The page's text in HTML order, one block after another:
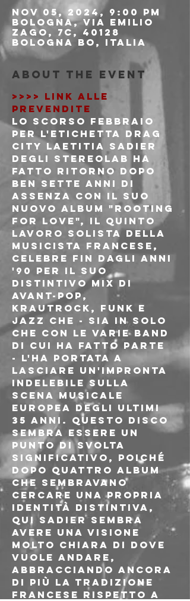
Nov 05, 2024, 9:00 PM
Bologna, Via Emilio
Zago, 7c, 40128
Bologna BO, Italia
About the event
>>>> LINK ALLE
PREVENDITE
Lo scorso Febbraio
per l'etichetta Drag
City Laetitia Sadier
degli Stereolab ha
fatto ritorno dopo
ben sette anni di
assenza con il suo
nuovo album "Rooting
For Love", il quinto
lavoro solista della
musicista francese,
celebre fin dagli anni
'90 per il suo
distintivo mix di
Avant-Pop,
Krautrock, Funk e
Jazz che - sia in solo
che con le varie band
di cui ha fatto parte
- l'ha portata a
lasciare un'impronta
indelebile sulla
scena musicale
europea degli ultimi
35 anni. Questo disco
sembra essere un
punto di svolta
significativo, poiché
dopo quattro album
che sembravano
cercare una propria
identità distintiva,
qui Sadier sembra
avere una visione
molto chiara di dove
vuole andare,
abbracciando ancora
di più la tradizione
francese rispetto a